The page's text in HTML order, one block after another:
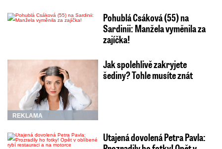
Pohublá Csáková (55) na
Sardinii: Manžela vyměnila za
zajíčka!
REKLAMA
Jak spolehlivě zakryjete
šediny? Tohle musíte znát
Utajená dovolená Petra Pavla: